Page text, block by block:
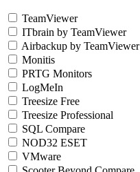
TeamViewer
ITbrain by TeamViewer
Airbackup by TeamViewer
Monitis
PRTG Monitors
LogMeIn
Treesize Free
Treesize Professional
SQL Compare
NOD32 ESET
VMware